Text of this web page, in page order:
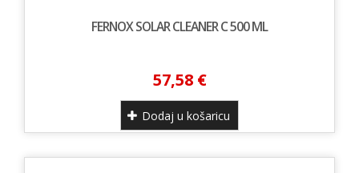
FERNOX SOLAR CLEANER C 500 ML
57,58 €
Dodaj u košaricu